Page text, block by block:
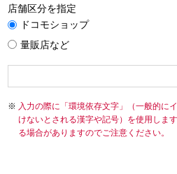
店舗区分を指定
ドコモショップ
量販店など
入力の際に「環境依存文字」（一般的に
けないとされる漢字や記号）を使用しま
る場合がありますのでご注意ください。